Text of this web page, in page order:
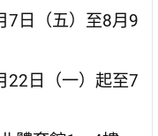
7日（五）至8月9
22日（一）起至7